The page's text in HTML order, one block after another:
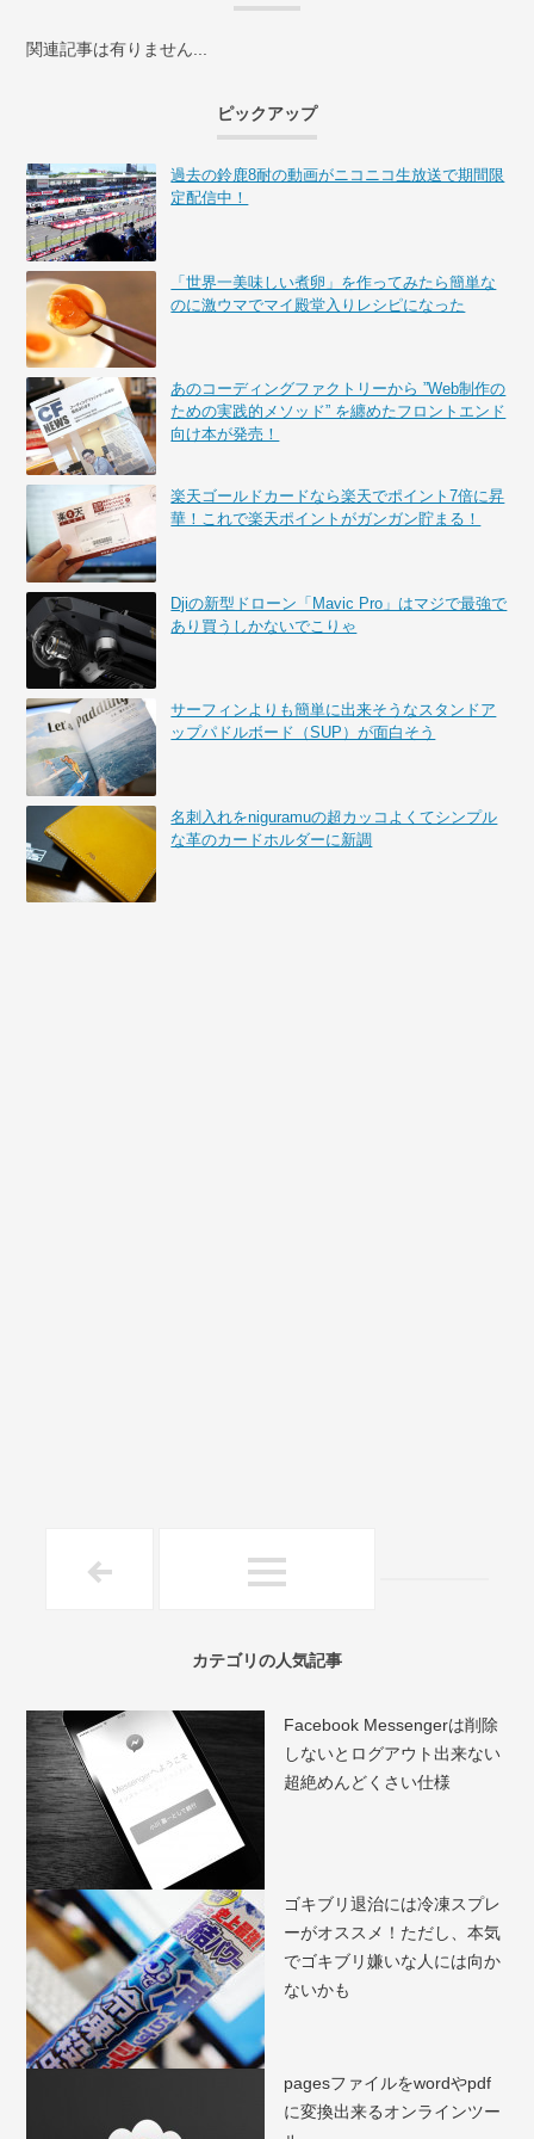
関連記事は有りません...
ピックアップ
過去の鈴鹿8耐の動画がニコニコ生放送で期間限
定配信中！
「世界一美味しい煮卵」を作ってみたら簡単な
のに激ウマでマイ殿堂入りレシピになった
あのコーディングファクトリーから ”Web制作の
ための実践的メソッド” を纏めたフロントエンド
向け本が発売！
楽天ゴールドカードなら楽天でポイント7倍に昇
華！これで楽天ポイントがガンガン貯まる！
Djiの新型ドローン「Mavic Pro」はマジで最強で
あり買うしかないでこりゃ
サーフィンよりも簡単に出来そうなスタンドア
ップパドルボード（SUP）が面白そう
名刺入れをniguramuの超カッコよくてシンプル
な革のカードホルダーに新調
カテゴリの人気記事
Facebook Messengerは削除
しないとログアウト出来ない
超絶めんどくさい仕様
ゴキブリ退治には冷凍スプレ
ーがオススメ！ただし、本気
でゴキブリ嫌いな人には向か
ないかも
pagesファイルをwordやpdf
に変換出来るオンラインツー